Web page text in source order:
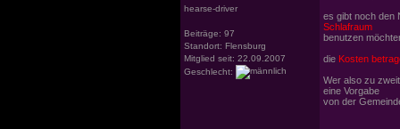
hearse-driver
Beiträge: 97
Standort: Flensburg
Mitglied seit: 22.09.2007
Geschlecht:
es gibt noch den
Schlafraum
benutzen
die Kosten
Wer also zu
eine Vorgabe
von der